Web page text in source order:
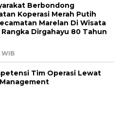
Berbondong
Koperasi Merah Putih
Marelan Di Wisata
Dirgahayu 80 Tahun
WIB
Tim Operasi Lewat